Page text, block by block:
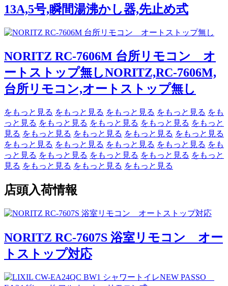
13A,5号,瞬間湯沸かし器,先止め式
NORITZ RC-7606M 台所リモコン オ
ートストップ無しNORITZ,RC-7606M,
台所リモコン,オートストップ無し
をもっと見る をもっと見る をもっと見る をもっと見る をも
っと見る をもっと見る をもっと見る をもっと見る をもっと
見る をもっと見る をもっと見る をもっと見る をもっと見る
をもっと見る をもっと見る をもっと見る をもっと見る をも
っと見る をもっと見る をもっと見る をもっと見る をもっと
見る をもっと見る をもっと見る をもっと見る
店頭入荷情報
NORITZ RC-7607S 浴室リモコン オー
トストップ対応